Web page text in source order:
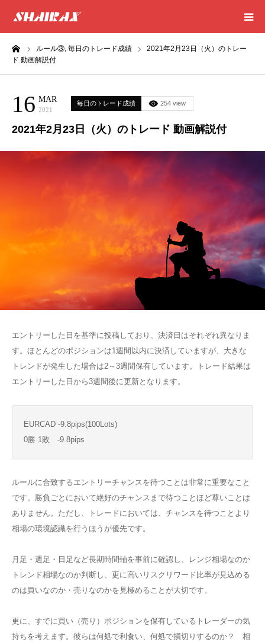
ルール③, 毎日のトレード成績
2021年2月23日（火）のトレー
ド 動画解説付
16 MAR
2021
毎日のトレード成績 254 view
2021年2月23日（火）のトレード 動画解説付
エントリーした日を基準に投稿しており、決済日はそれぞれ異なりま
す。ほとんどのポジションは1週間以内に決済していますが、大きな
トレンドが発生した場合は2～3週間保有しています。トレード結果は
エントリーした日から3週間後に更新となります。
EURCAD -9.8pips(100Lots)
0勝 1敗 -9.8pips
ルールに合致するエントリーチャンスを待つことは非常に重要なこと
です。勝負ごとにおいて絶好のチャンスまで待つことほど尊いことは
ありません。ただし、トレードにおいては、チャンスを待つことより
相場の環境認識を行うほうが優先です。
月足・週足・日足など長期時間軸を事前に確認し、レンジ相場なのか
トレンド相場なのか判断し、更に高いリスクリワード比率が見込める
のは買いなのか・売りなのかを見極めることが大切です。
更に、すでに買い（売り）ポジションを保有しているトレーダーの気
持ちを考えます。彼らは何処で利食い、何処で損切りするのか？ 相
HOME
CONSULTING
EXCEL SHEET